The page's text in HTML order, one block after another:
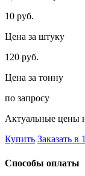
10 руб.
Цена за штуку
120 руб.
Цена за тонну
по запросу
Актуальные цены
Купить Заказать в
Способы оплаты